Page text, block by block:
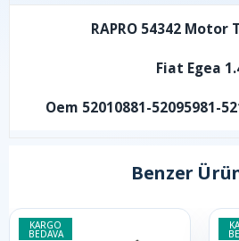
RAPRO 54342 Motor
Fiat Egea
Oem 52010881-52095981-
Benzer
KARGO
BEDAVA